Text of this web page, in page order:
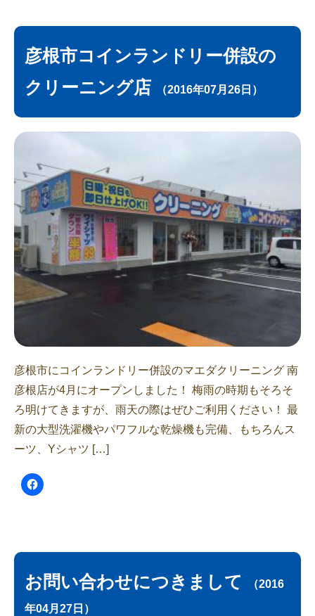
彦根市コインランドリー併設の
クリーニング店
（2016年07月26日）
彦根市にコインランドリー併設のマエダクリーニング 南
彦根店が4月にオープンしました！ 梅雨の時期もそろそ
ろ明けてきますが、雨天の際はぜひご利用ください！ 最
新の大型洗濯機やパワフルな乾燥機も完備、もちろんス
ーツ、Yシャツ […]
お問い合わせにつきまして （2016
年04月27日）